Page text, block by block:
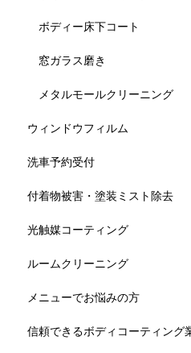
ボディー床下コート
窓ガラス磨き
メタルモールクリーニング
ウィンドウフィルム
洗車予約受付
付着物被害・塗装ミスト除去
光触媒コーティング
ルームクリーニング
メニューでお悩みの方
信頼できるボディコーティング